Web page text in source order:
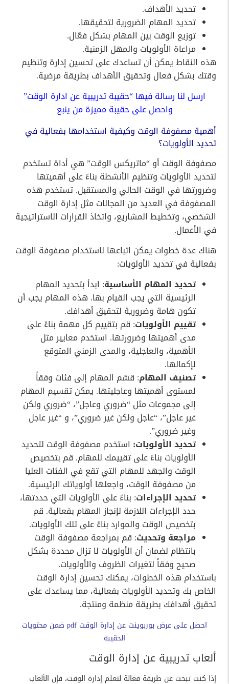
تحديد الأهداف.
تحديد المهام الضرورية لتحقيقها.
توزيع الوقت بين المهام بشكل فعّال.
مراعاة الأولويات والمهل الزمنية.
هذه النقاط يمكن أن تساعدك على تحسين إدارة وتنظيم
وقتك بشكل فعال وتحقيق الأهداف بطريقة مرضية.
ارسل لنا رسالة فيها “حقيبة تدريبية عن ادارة الوقت”
واحصل على حقيبة مميزة من ينبع
أهمية مصفوفة الوقت وكيفية استخدامها بفعالية في
تحديد الأولويات؟
مصفوفة الوقت أو “ماتريكس الوقت” هي أداة تستخدم
لتحديد الأولويات وتنظيم الأنشطة بناءً على أهميتها
وضرورتها في الوقت الحالي والمستقبل. تستخدم هذه
المصفوفة في العديد من المجالات مثل إدارة الوقت
الشخصي، وتخطيط المشاريع، واتخاذ القرارات الاستراتيجية
في الأعمال.
هناك عدة خطوات يمكن اتباعها لاستخدام مصفوفة الوقت
بفعالية في تحديد الأولويات:
تحديد المهام الأساسية: ابدأ بتحديد المهام
الرئيسية التي يجب القيام بها. هذه المهام يجب أن
تكون هامة وضرورية لتحقيق أهدافك.
تقييم الأولويات: قم بتقييم كل مهمة بناءً على
مدى أهميتها وضرورتها. استخدم معايير مثل
الأهمية، والعاجلية، والمدى الزمني المتوقع
لإكمالها.
تصنيف المهام: قسّم المهام إلى فئات وفقاً
لمستوى أهميتها وعاجليتها. يمكن تقسيم المهام
إلى مجموعات مثل “ضروري وعاجل”، “ضروري ولكن
غير عاجل”، “عاجل ولكن غير ضروري”، و “غير عاجل
وغير ضروري”.
تحديد الأولويات: استخدم مصفوفة الوقت لتحديد
الأولويات بناءً على تقييمك للمهام. قم بتخصيص
الوقت والجهد للمهام التي تقع في الفئات العليا
من مصفوفة الوقت، واجعلها أولوياتك الرئيسية.
تحديد الإجراءات: بناءً على الأولويات التي حددتها،
حدد الإجراءات اللازمة لإنجاز المهام بفعالية. قم
بتخصيص الوقت والموارد بناءً على تلك الأولويات.
مراجعة وتحديث: قم بمراجعة مصفوفة الوقت
بانتظام لضمان أن الأولويات لا تزال محددة بشكل
صحيح وفقاً لتغيرات الظروف والأولويات.
باستخدام هذه الخطوات، يمكنك تحسين إدارة الوقت
الخاص بك وتحديد الأولويات بفعالية، مما يساعدك على
تحقيق أهدافك بطريقة منظمة ومنتجة.
احصل على عرض بوربوينت عن إدارة الوقت pdf ضمن محتويات
الحقيبة
ألعاب تدريبية عن إدارة الوقت
إذا كنت تبحث عن طريقة فعالة لتعلم إدارة الوقت، فإن الألعاب